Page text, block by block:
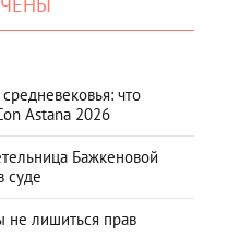
что
Astana 2026
Бажкеновой
суде
не лишиться прав